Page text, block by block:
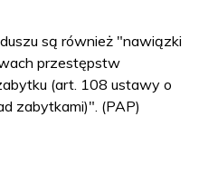
są również "nawiązki
przestępstw
(art. 108 ustawy o
zabytkami)". (PAP)